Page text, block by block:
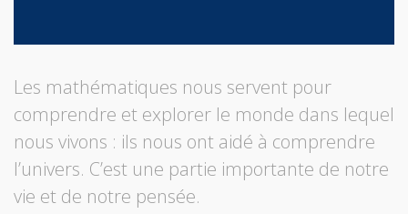
Les mathématiques nous servent pour
comprendre et explorer le monde dans lequel
nous vivons : ils nous ont aidé à comprendre
l’univers. C’est une partie importante de notre
vie et de notre pensée.